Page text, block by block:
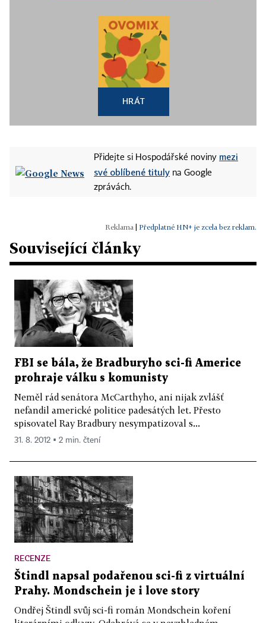
HRÁT
Přidejte si Hospodářské noviny mezi
své oblíbené tituly na Google
zprávách.
Předplatné HN+ je zcela bez reklam.
Související články
FBI se bála, že Bradburyho sci-fi Americe
prohraje válku s komunisty
Neměl rád senátora McCarthyho, ani nijak zvlášť
nefandil americké politice padesátých let. Přesto
spisovatel Ray Bradbury nesympatizoval s...
31. 8. 2012 ▪ 2 min. čtení
RECENZE
Štindl napsal podařenou sci-fi z virtuální
Prahy. Mondschein je i love story
Ondřej Štindl svůj sci-fi román Mondschein koření